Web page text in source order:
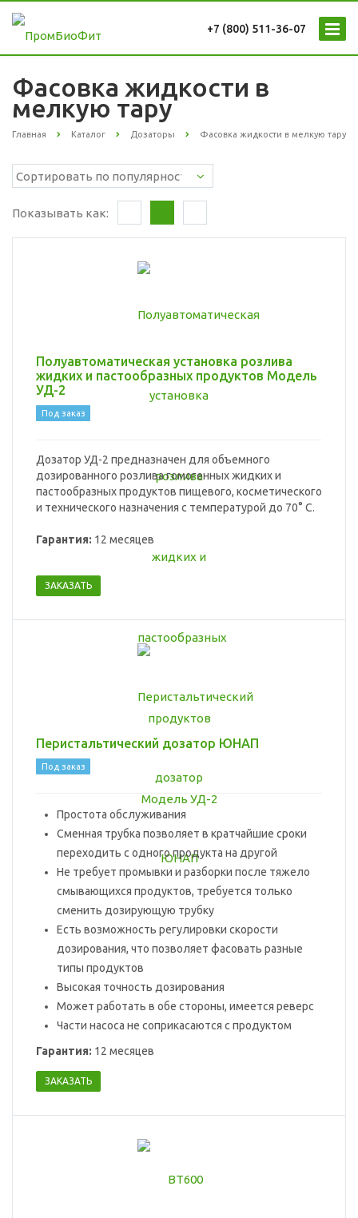
+7 (800) 511-36-07
Фасовка жидкости в
мелкую тару
Главная Каталог Дозаторы Фасовка жидкости в мелкую тару
Показывать как:
Полуавтоматическая установка розлива
жидких и пастообразных продуктов Модель
УД-2
Под заказ
Дозатор УД-2 предназначен для объемного
дозированного розлива гомогенных жидких и
пастообразных продуктов пищевого, косметического
и технического назначения с температурой до 70° С.
Гарантия: 12 месяцев
ЗАКАЗАТЬ
Перистальтический дозатор ЮНАП
Под заказ
Простота обслуживания
Сменная трубка позволяет в кратчайшие сроки
переходить с одного продукта на другой
Не требует промывки и разборки после тяжело
смывающихся продуктов, требуется только
сменить дозирующую трубку
Есть возможность регулировки скорости
дозирования, что позволяет фасовать разные
типы продуктов
Высокая точность дозирования
Может работать в обе стороны, имеется реверс
Части насоса не соприкасаются с продуктом
Гарантия: 12 месяцев
ЗАКАЗАТЬ